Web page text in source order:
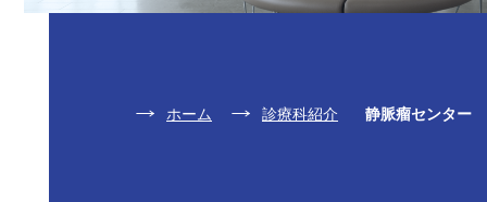
ホーム 診療科紹介 静脈瘤センター